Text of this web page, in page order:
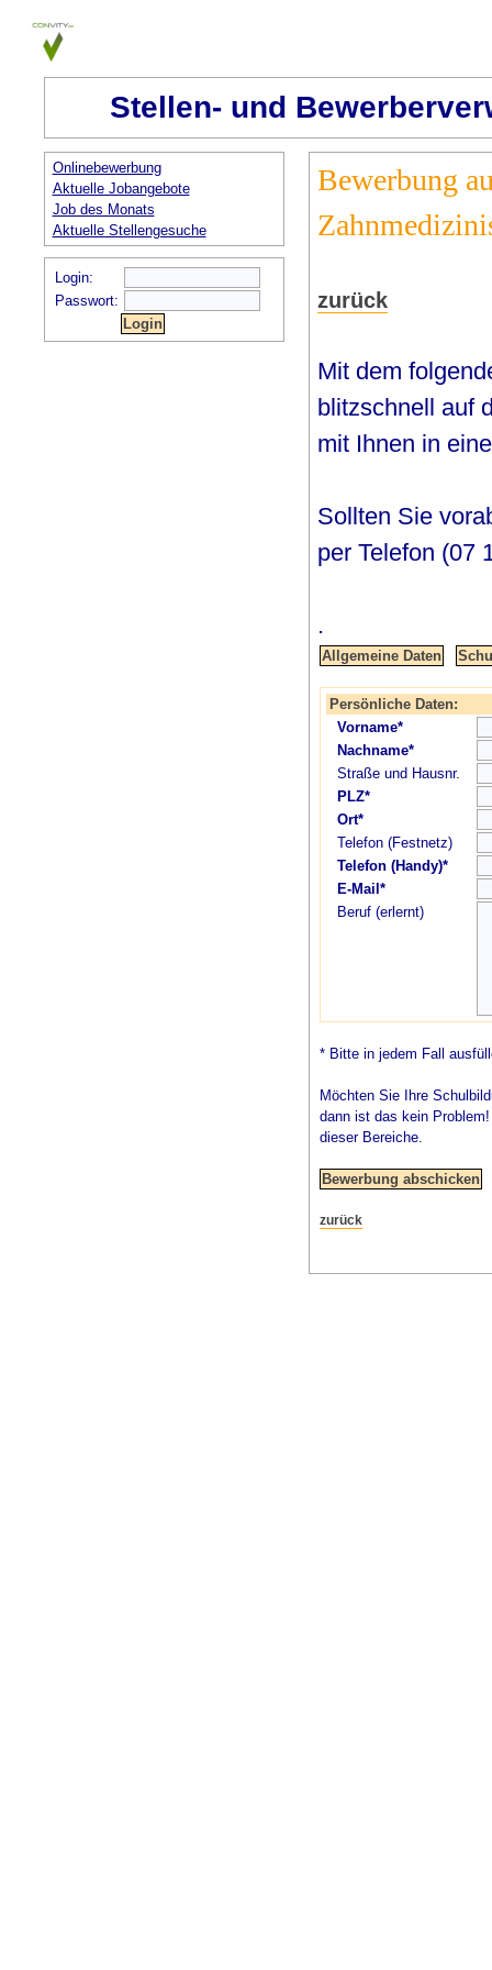
Stellen- und
Onlinebewerbung
Aktuelle Jobangebote
Job des Monats
Aktuelle Stellengesuche
Login:
Passwort:
Bewerbung
zurück
Mit dem
blitzschnell auf
mit Ihnen in
Sollten Sie
per Telefon (07
.
Persönliche Daten:
Vorname*
Nachname*
Straße und Hausnr.
PLZ*
Ort*
Telefon (Festnetz)
Telefon (Handy)*
E-Mail*
Beruf (erlernt)
* Bitte in jedem Fall
Möchten Sie Ihre
dann ist das kein
dieser Bereiche.
zurück